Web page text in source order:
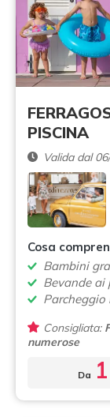
PISCINA
Valida dal
Cosa
Bambini
Bevande ai
Parcheggio
Consigliata:
numerose
Da